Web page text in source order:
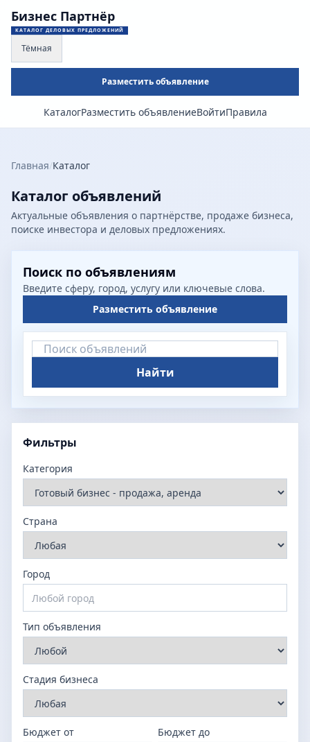
Бизнес Партнёр
КАТАЛОГ ДЕЛОВЫХ ПРЕДЛОЖЕНИЙ
Тёмная
Разместить объявление
КаталогРазместить объявлениеВойтиПравила
Главная/Каталог
Каталог объявлений
Актуальные объявления о партнёрстве, продаже бизнеса,
поиске инвестора и деловых предложениях.
Поиск по объявлениям
Введите сферу, город, услугу или ключевые слова.
Разместить объявление
Найти
Фильтры
Категория
Страна
Город
Тип объявления
Стадия бизнеса
Бюджет от Бюджет до